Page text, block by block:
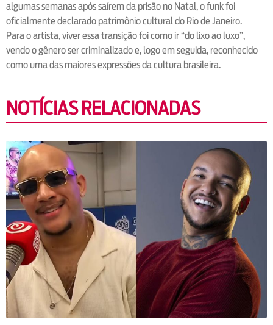
algumas semanas após saírem da prisão no Natal, o funk foi
oficialmente declarado patrimônio cultural do Rio de Janeiro.
Para o artista, viver essa transição foi como ir “do lixo ao luxo”,
vendo o gênero ser criminalizado e, logo em seguida, reconhecido
como uma das maiores expressões da cultura brasileira.
NOTÍCIAS RELACIONADAS